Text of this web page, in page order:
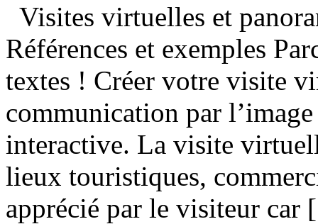
Visites virtuelles et
Références et exemples
textes ! Créer votre visite
communication par
interactive. La visite
lieux touristiques,
apprécié par le visiteur